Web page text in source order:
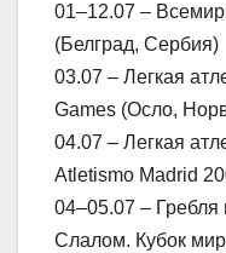
01–12.07 –
(Белград, Сербия)
03.07 – Легкая
Games (Осло,
04.07 – Легкая
Atletismo Madrid
04–05.07 – Гребля
Слалом. Кубок